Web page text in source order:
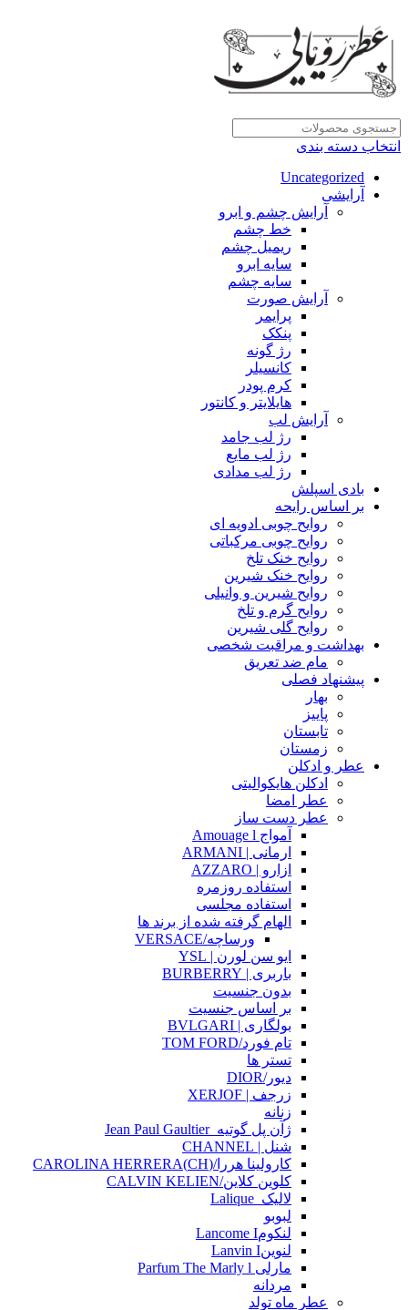
انتخاب دسته بندی
Uncategorized
آرایشی
آرایش چشم و ابرو
خط چشم
ریمیل چشم
سایه ابرو
سایه چشم
آرایش صورت
پرایمر
پنکک
رژ گونه
کانسیلر
کرم پودر
هایلایتر و کانتور
آرایش لب
رژ لب جامد
رژ لب مایع
رژ لب مدادی
بادی اسپلش
بر اساس رایحه
روایح چوبی ادویه ای
روایح چوبی مرکباتی
روایح خنک تلخ
روایح خنک شیرین
روایح شیرین و وانیلی
روایح گرم و تلخ
روایح گلی شیرین
بهداشت و مراقبت شخصی
مام ضد تعریق
پیشنهاد فصلی
بهار
پاییز
تابستان
زمستان
عطر و ادکلن
ادکلن هایکوالیتی
عطر امضا
عطر دست ساز
آمواج Amouage l
ارمانی | ARMANI
ازارو | AZZARO
استفاده روزمره
استفاده مجلسی
الهام گرفته شده از برند ها
ورساچه/VERSACE
ایو سن لورن | YSL
باربری | BURBERRY
بدون جنسیت
بر اساس جنسیت
بولگاری | BVLGARI
تام فورد/TOM FORD
تستر ها
دیور/DIOR
زرجف | XERJOF
زنانه
ژآن پل گوتیه_Jean Paul Gaultier
شنل | CHANNEL
کارولینا هررا/(CH)CAROLINA HERRERA
کلوین کلاین/CALVIN KELIEN
لالیک_Lalique
لبوبو
لنکومLancome I
لنوینLanvin I
مارلی Parfum The Marly l
مردانه
عطر ماه تولد